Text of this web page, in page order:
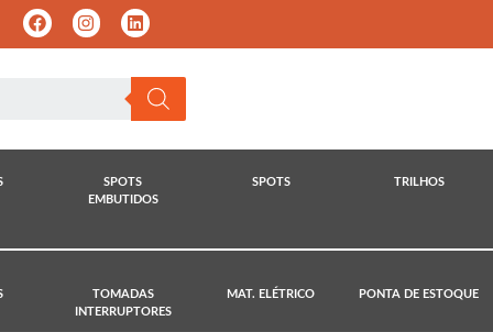
SPOTS
EMBUTIDOS
SPOTS TRILHOS
TOMADAS
INTERRUPTORES
MAT. ELÉTRICO PONTA DE ESTOQUE